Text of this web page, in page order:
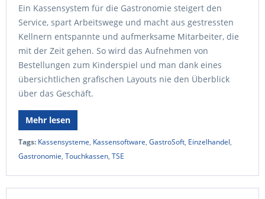
Ein Kassensystem für die Gastronomie steigert den
Service, spart Arbeitswege und macht aus gestressten
Kellnern entspannte und aufmerksame Mitarbeiter, die
mit der Zeit gehen. So wird das Aufnehmen von
Bestellungen zum Kinderspiel und man dank eines
übersichtlichen grafischen Layouts nie den Überblick
über das Geschäft.
Mehr lesen
Tags: Kassensysteme, Kassensoftware, GastroSoft, Einzelhandel,
Gastronomie, Touchkassen, TSE